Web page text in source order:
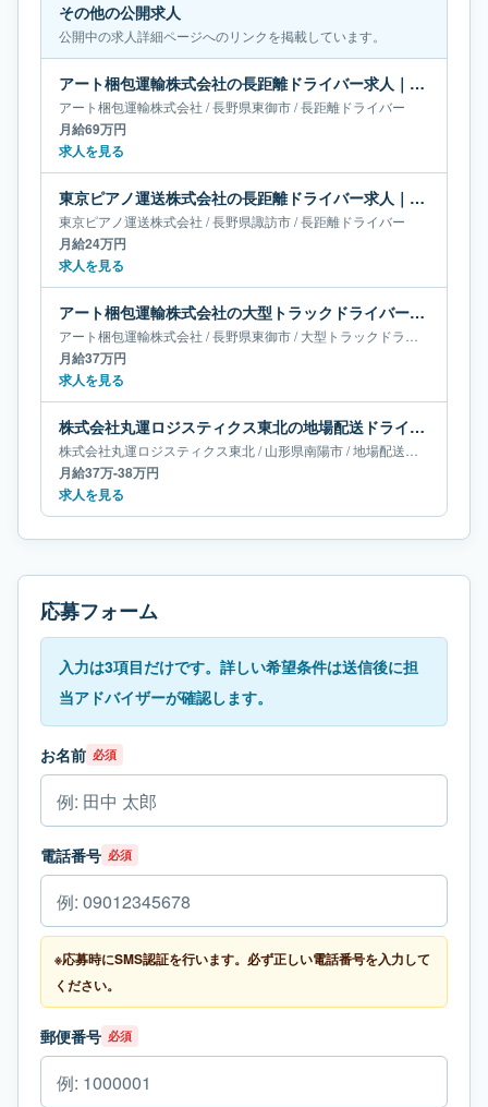
その他の公開求人
公開中の求人詳細ページへのリンクを掲載しています。
アート梱包運輸株式会社の長距離ドライバー求人｜長野県東御市｜月給69万円
アート梱包運輸株式会社 /長野県東御市/長距離ドライバー
月給69万円
求人を見る
東京ピアノ運送株式会社の長距離ドライバー求人｜長野県諏訪市｜月給24万円
東京ピアノ運送株式会社 /長野県諏訪市/長距離ドライバー
月給24万円
求人を見る
アート梱包運輸株式会社の大型トラックドライバー求人｜長野県東御市｜月給37万円
アート梱包運輸株式会社 /長野県東御市/大型トラックドライバー
月給37万円
求人を見る
株式会社丸運ロジスティクス東北の地場配送ドライバー求人｜山形県南陽市｜月給37万-38万円
株式会社丸運ロジスティクス東北/山形県南陽市/地場配送ドライバー
月給37万-38万円
求人を見る
応募フォーム
入力は3項目だけです。詳しい希望条件は送信後に担
当アドバイザーが確認します。
お名前 必須
電話番号 必須
※応募時にSMS認証を行います。必ず正しい電話番号を入力して
ください。
郵便番号 必須